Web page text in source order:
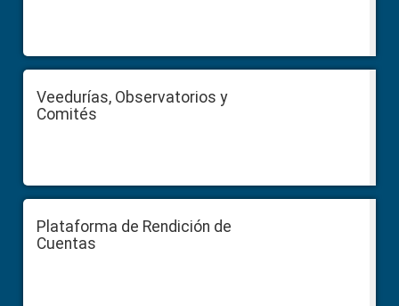
Veedurías, Observatorios y
Comités
Plataforma de Rendición de
Cuentas